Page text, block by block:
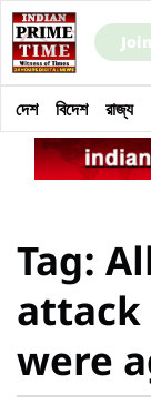
দেশ বিদেশ রাজ্য
Tag:
attack
were